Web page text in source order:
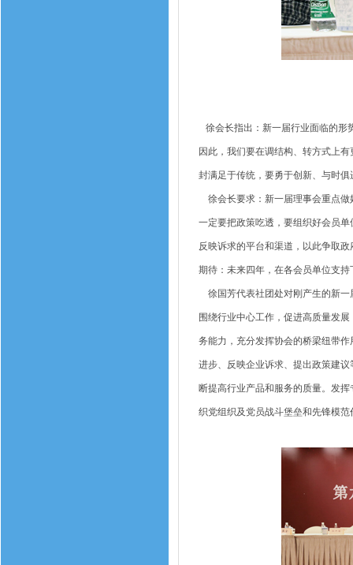
徐会长指出：新一届行业面临的形
因此，我们要在调结构、转方式上
封满足于传统，要勇于创新、与时
徐会长要求：新一届理事会重点做
一定要把政策吃透，要组织好会员
反映诉求的平台和渠道，以此争取
期待：未来四年，在各会员单位支
徐国芳代表社团处对刚产生的新一
围绕行业中心工作，促进高质量发
务能力，充分发挥协会的桥梁纽带
进步、反映企业诉求、提出政策建
断提高行业产品和服务的质量。发
织党组织及党员战斗堡垒和先锋模范